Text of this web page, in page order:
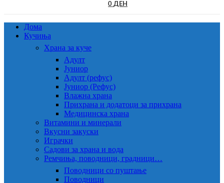
0 ДЕН
Дома
Кучиња
Храна за куче
Адулт
Јуниор
Адулт (рефус)
Јуниор (Рефус)
Влажна храна
Прихрана и додатоци за прихрана
Медицинска храна
Витамини и минерали
Вкусни закуски
Играчки
Садови за храна и вода
Ремчиња, поводници, градници…
Поводници со пуштање
Поводници